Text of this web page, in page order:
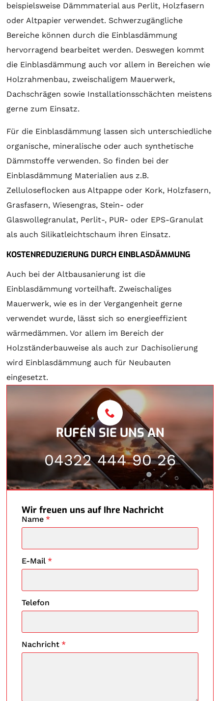
beispielsweise Dämmmaterial aus Perlit, Holzfasern
oder Altpapier verwendet. Schwerzugängliche
Bereiche können durch die Einblasdämmung
hervorragend bearbeitet werden. Deswegen kommt
die Einblasdämmung auch vor allem in Bereichen wie
Holzrahmenbau, zweischaligem Mauerwerk,
Dachschrägen sowie Installationsschächten meistens
gerne zum Einsatz.
Für die Einblasdämmung lassen sich unterschiedliche
organische, mineralische oder auch synthetische
Dämmstoffe verwenden. So finden bei der
Einblasdämmung Materialien aus z.B.
Zelluloseflocken aus Altpappe oder Kork, Holzfasern,
Grasfasern, Wiesengras, Stein- oder
Glaswollegranulat, Perlit-, PUR- oder EPS-Granulat
als auch Silikatleichtschaum ihren Einsatz.
KOSTENREDUZIERUNG DURCH EINBLASDÄMMUNG
Auch bei der Altbausanierung ist die
Einblasdämmung vorteilhaft. Zweischaliges
Mauerwerk, wie es in der Vergangenheit gerne
verwendet wurde, lässt sich so energieeffizient
wärmedämmen. Vor allem im Bereich der
Holzständerbauweise als auch zur Dachisolierung
wird Einblasdämmung auch für Neubauten
eingesetzt.
RUFEN SIE UNS AN
04322 444 90 26
Wir freuen uns auf Ihre Nachricht
Name *
E-Mail *
Telefon
Nachricht *